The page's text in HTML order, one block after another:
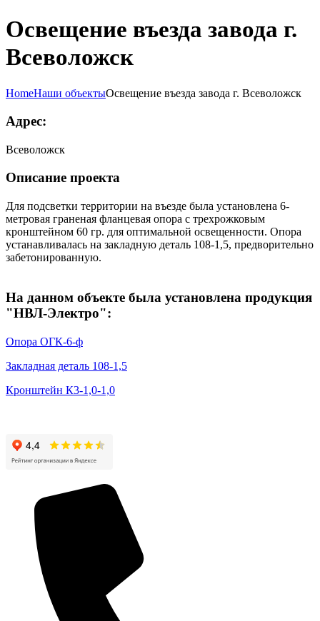
Освещение въезда завода г.
Всеволожск
HomeНаши объектыОсвещение въезда завода г. Всеволожск
Адрес:
Всеволожск
Описание проекта
Для подсветки территории на въезде была установлена 6-
метровая граненая фланцевая опора с трехрожковым
кронштейном 60 гр. для оптимальной освещенности. Опора
устанавливалась на закладную деталь 108-1,5, предворительно
забетонированную.
На данном объекте была установлена продукция
"НВЛ-Электро":
Опора ОГК-6-ф
Закладная деталь 108-1,5
Кронштейн К3-1,0-1,0